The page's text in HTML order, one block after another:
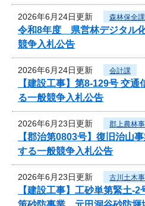
2026年6月24日更新 森林保全課
令和8年度 県営林デジタル
競争入札公告
2026年6月24日更新 会計課
【建設工事】第8-129号 交
る一般競争入札公告
2026年6月23日更新 郡上農林
【郡治第0803号】復旧治山
する一般競争入札公告
2026年6月23日更新 古川土木
【建設工事】工砂単第緊